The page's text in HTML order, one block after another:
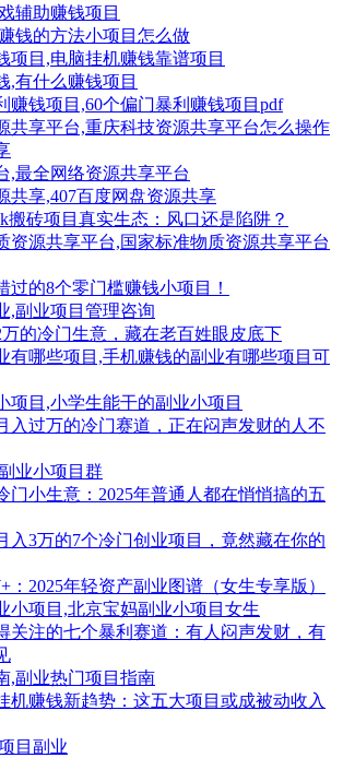
辅助赚钱项目
钱的方法小项目怎么做
项目,电脑挂机赚钱靠谱项目
,有什么赚钱项目
赚钱项目,60个偏门暴利赚钱项目pdf
共享平台,重庆科技资源共享平台怎么操作
,最全网络资源共享平台
共享,407百度网盘资源共享
搬砖项目真实生态：风口还是陷阱？
资源共享平台,国家标准物质资源共享平台
过的8个零门槛赚钱小项目！
,副业项目管理咨询
万的冷门生意，藏在老百姓眼皮底下
有哪些项目,手机赚钱的副业有哪些项目可
项目,小学生能干的副业小项目
入过万的冷门赛道，正在闷声发财的人不
业小项目群
门小生意：2025年普通人都在悄悄搞的五
入3万的7个冷门创业项目，竟然藏在你的
：2025年轻资产副业图谱（女生专享版）
小项目,北京宝妈副业小项目女生
关注的七个暴利赛道：有人闷声发财，有
,副业热门项目指南
机赚钱新趋势：这五大项目或成被动收入
目副业